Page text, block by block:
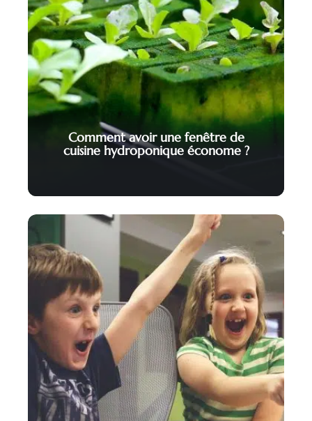
Comment avoir une fenêtre de
cuisine hydroponique économe ?